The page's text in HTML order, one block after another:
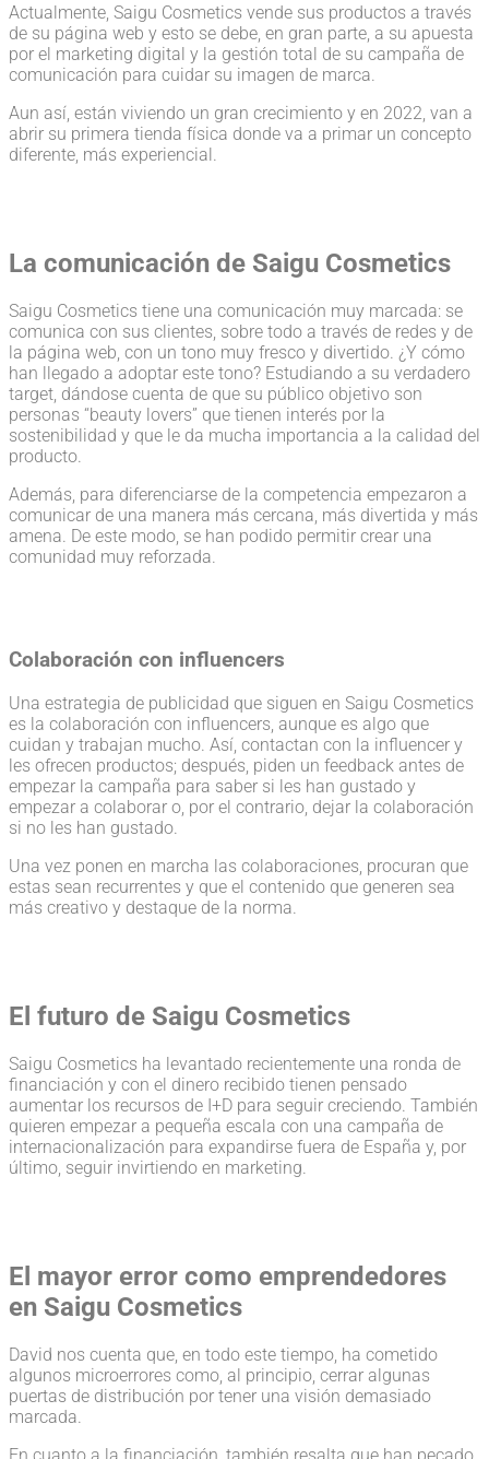
Actualmente, Saigu Cosmetics vende sus productos a través
de su página web y esto se debe, en gran parte, a su apuesta
por el marketing digital y la gestión total de su campaña de
comunicación para cuidar su imagen de marca.
Aun así, están viviendo un gran crecimiento y en 2022, van a
abrir su primera tienda física donde va a primar un concepto
diferente, más experiencial.
La comunicación de Saigu Cosmetics
Saigu Cosmetics tiene una comunicación muy marcada: se
comunica con sus clientes, sobre todo a través de redes y de
la página web, con un tono muy fresco y divertido. ¿Y cómo
han llegado a adoptar este tono? Estudiando a su verdadero
target, dándose cuenta de que su público objetivo son
personas “beauty lovers” que tienen interés por la
sostenibilidad y que le da mucha importancia a la calidad del
producto.
Además, para diferenciarse de la competencia empezaron a
comunicar de una manera más cercana, más divertida y más
amena. De este modo, se han podido permitir crear una
comunidad muy reforzada.
Colaboración con influencers
Una estrategia de publicidad que siguen en Saigu Cosmetics
es la colaboración con influencers, aunque es algo que
cuidan y trabajan mucho. Así, contactan con la influencer y
les ofrecen productos; después, piden un feedback antes de
empezar la campaña para saber si les han gustado y
empezar a colaborar o, por el contrario, dejar la colaboración
si no les han gustado.
Una vez ponen en marcha las colaboraciones, procuran que
estas sean recurrentes y que el contenido que generen sea
más creativo y destaque de la norma.
El futuro de Saigu Cosmetics
Saigu Cosmetics ha levantado recientemente una ronda de
financiación y con el dinero recibido tienen pensado
aumentar los recursos de I+D para seguir creciendo. También
quieren empezar a pequeña escala con una campaña de
internacionalización para expandirse fuera de España y, por
último, seguir invirtiendo en marketing.
El mayor error como emprendedores
en Saigu Cosmetics
David nos cuenta que, en todo este tiempo, ha cometido
algunos microerrores como, al principio, cerrar algunas
puertas de distribución por tener una visión demasiado
marcada.
En cuanto a la financiación, también resalta que han pecado